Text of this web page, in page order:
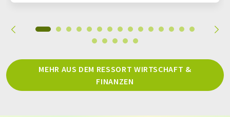
MEHR AUS DEM RESSORT WIRTSCHAFT &
FINANZEN